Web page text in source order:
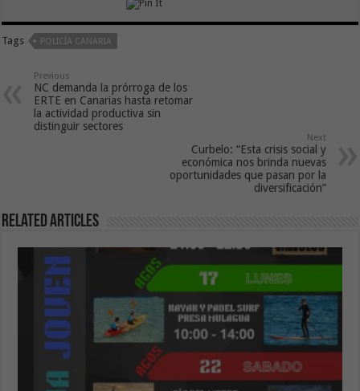
Tags POLICÍA CANARIA
Previous
NC demanda la prórroga de los
ERTE en Canarias hasta retomar
la actividad productiva sin
distinguir sectores
Next
Curbelo: “Esta crisis social y
económica nos brinda nuevas
oportunidades que pasan por la
diversificación”
Related Articles